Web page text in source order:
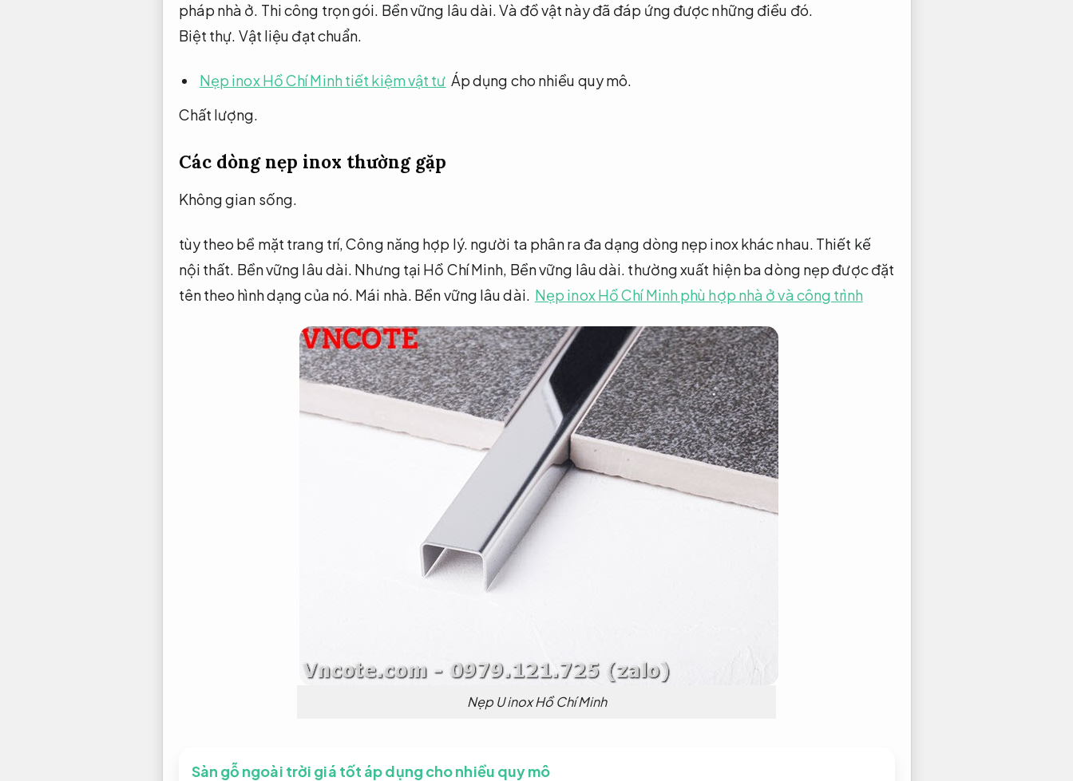
pháp nhà ở. Thi công trọn gói. Bền vững lâu dài.Và đồ vật này đã đáp ứng được những điều đó.
Biệt thự. Vật liệu đạt chuẩn.
Nẹp inox Hồ Chí Minh tiết kiệm vật tư Áp dụng cho nhiều quy mô.
Chất lượng.
Các dòng nẹp inox thường gặp
Không gian sống.
tùy theo bề mặt trang trí,Công năng hợp lý. người ta phân ra đa dạng dòng nẹp inox khác nhau. Thiết kế
nội thất. Bền vững lâu dài. Nhưng tại Hồ Chí Minh, Bền vững lâu dài. thường xuất hiện ba dòng nẹp được đặt
tên theo hình dạng của nó. Mái nhà. Bền vững lâu dài. Nẹp inox Hồ Chí Minh phù hợp nhà ở và công trình
Nẹp U inox Hồ Chí Minh
Sàn gỗ ngoài trời giá tốt áp dụng cho nhiều quy mô